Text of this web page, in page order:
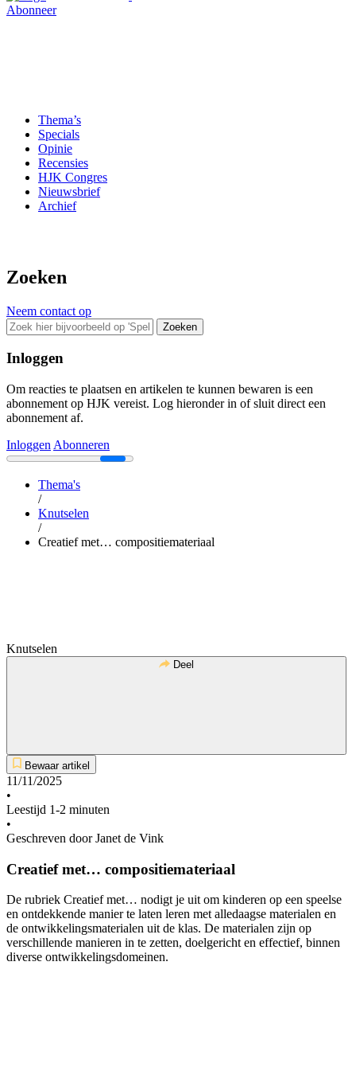
Abonneer
Thema’s
Specials
Opinie
Recensies
HJK Congres
Nieuwsbrief
Archief
Zoeken
Neem contact op
Zoeken
Inloggen
Om reacties te plaatsen en artikelen te kunnen bewaren is een
abonnement op HJK vereist. Log hieronder in of sluit direct een
abonnement af.
Inloggen Abonneren
Thema's
/
Knutselen
/
Creatief met… compositiemateriaal
Knutselen
Deel
Bewaar artikel
11/11/2025
•
Leestijd 1-2 minuten
•
Geschreven door Janet de Vink
Creatief met… compositiemateriaal
De rubriek Creatief met… nodigt je uit om kinderen op een speelse
en ontdekkende manier te laten leren met alledaagse materialen en
de ontwikkelingsmaterialen uit de klas. De materialen zijn op
verschillende manieren in te zetten, doelgericht en effectief, binnen
diverse ontwikkelingsdomeinen.